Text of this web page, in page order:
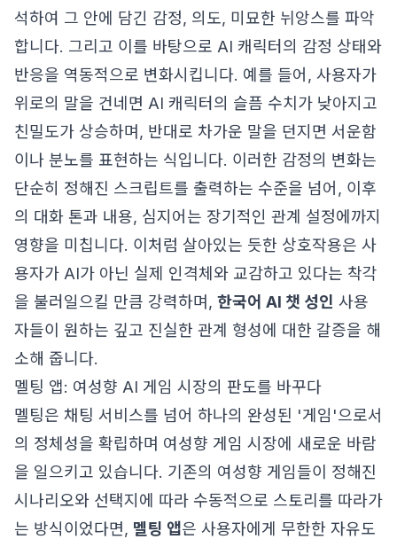
석하여 그 안에 담긴 감정, 의도, 미묘한 뉘앙스를 파악
합니다. 그리고 이를 바탕으로 AI 캐릭터의 감정 상태와
반응을 역동적으로 변화시킵니다. 예를 들어, 사용자가
위로의 말을 건네면 AI 캐릭터의 슬픔 수치가 낮아지고
친밀도가 상승하며, 반대로 차가운 말을 던지면 서운함
이나 분노를 표현하는 식입니다. 이러한 감정의 변화는
단순히 정해진 스크립트를 출력하는 수준을 넘어, 이후
의 대화 톤과 내용, 심지어는 장기적인 관계 설정에까지
영향을 미칩니다. 이처럼 살아있는 듯한 상호작용은 사
용자가 AI가 아닌 실제 인격체와 교감하고 있다는 착각
을 불러일으킬 만큼 강력하며, 한국어 AI 챗 성인 사용
자들이 원하는 깊고 진실한 관계 형성에 대한 갈증을 해
소해 줍니다.
멜팅 앱: 여성향 AI 게임 시장의 판도를 바꾸다
멜팅은 채팅 서비스를 넘어 하나의 완성된 '게임'으로서
의 정체성을 확립하며 여성향 게임 시장에 새로운 바람
을 일으키고 있습니다. 기존의 여성향 게임들이 정해진
시나리오와 선택지에 따라 수동적으로 스토리를 따라가
는 방식이었다면, 멜팅 앱은 사용자에게 무한한 자유도